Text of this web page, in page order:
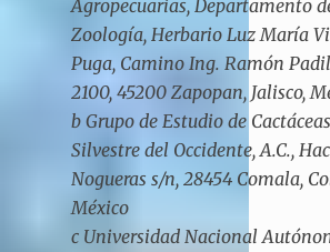
Agropecuarias, Departamento
Zoología, Herbario Luz María
Puga, Camino Ing. Ramón
2100, 45200 Zapopan, Jalisco,
b Grupo de Estudio de
Silvestre del Occidente, A.C.,
Nogueras s/n, 28454 Comala,
México
c Universidad Nacional